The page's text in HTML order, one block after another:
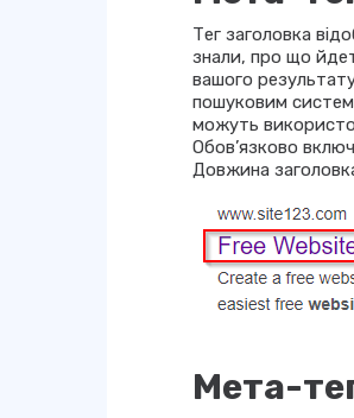
Тег заголовка
знали, про що
вашого
пошуковим
можуть
Обов’язково
Довжина
Мета-